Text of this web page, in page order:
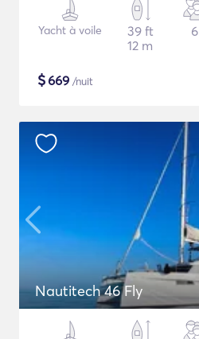
Yacht à voile
39 ft
12 m
6
$669 /nuit
Nautitech 46 Fly